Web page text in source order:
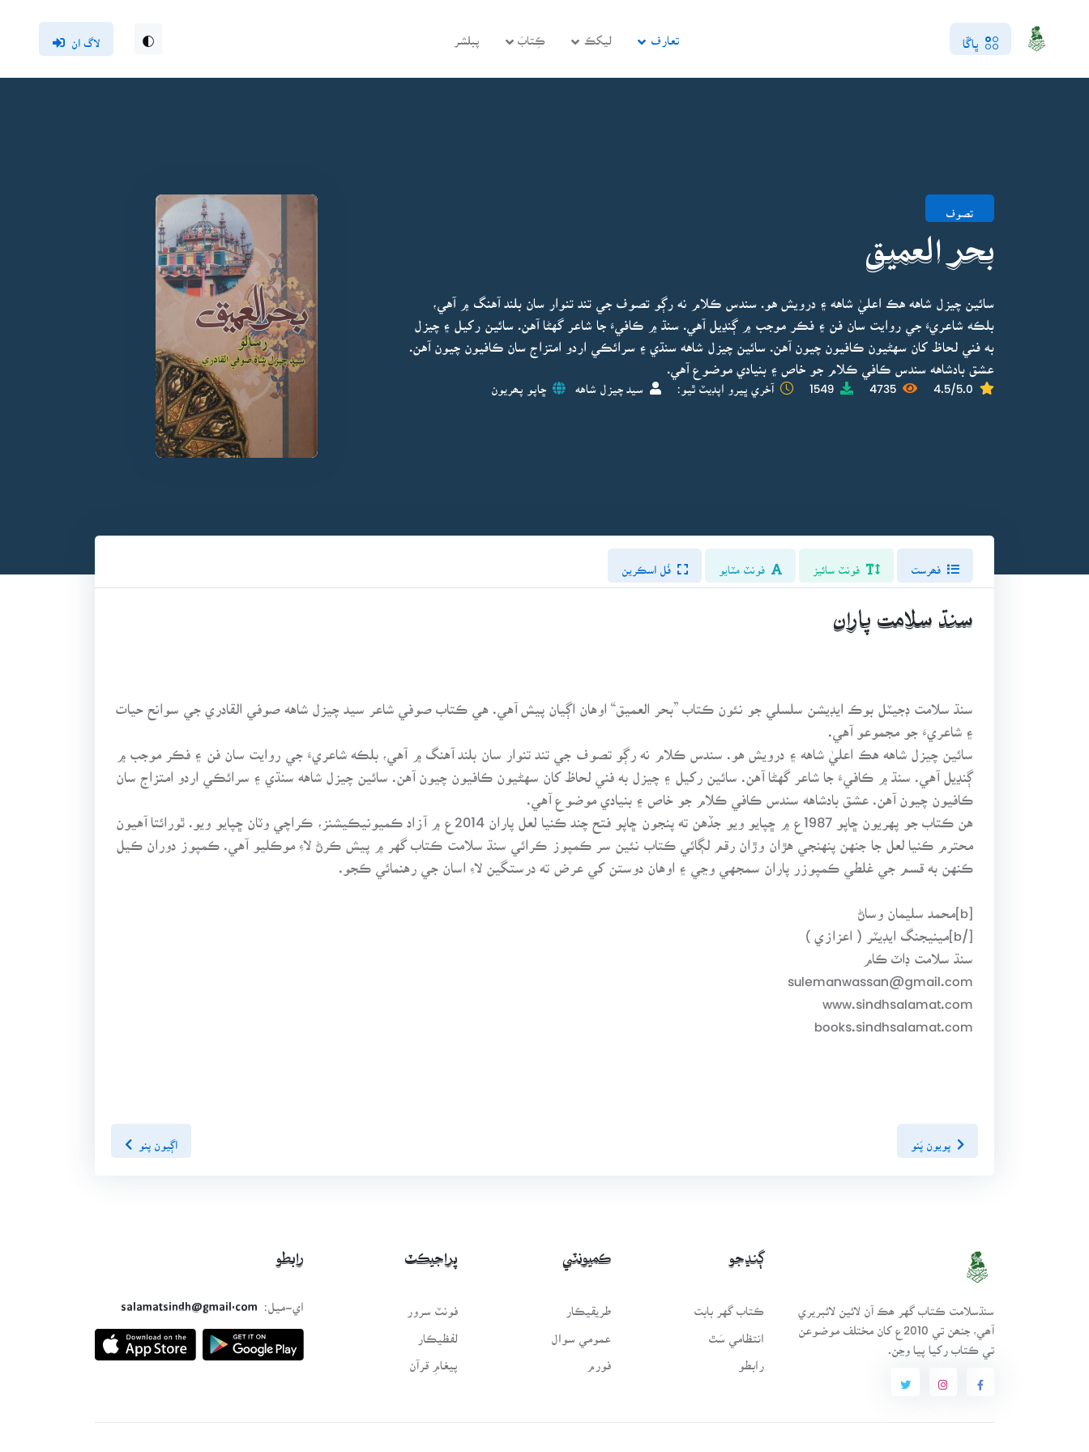
ڀاڱا تعارف ليکڪ ڪِتابَ پبلشر لاگ ان
بحر العميق
سائين چيزل شاهه هڪ اعليٰ شاهه ۽ درويش هو. سندس ڪلام نه رڳو تصوف جي تند تنوار سان بلند آهنگ ۾ آهي،
بلڪه شاعريءَ جي روايت سان فن ۽ فڪر موجب ۾ ڳنڍيل آهي. سنڌ ۾ ڪافيءَ جا شاعر گهڻا آهن. سائين رکيل ۽ چيزل
به فني لحاظ کان سهڻيون ڪافيون چيون آهن. سائين چيزل شاهه سنڌي ۽ سرائڪي اردو امتزاج سان ڪافيون چيون آهن.
عشق بادشاهه سندس ڪافي ڪلام جو خاص ۽ بنيادي موضوع آهي.
4.5/5.0
4735
1549 آخري ڀيرو اپڊيٽ ٿيو: سيد چيزل شاهه ڇاپو پھريون
فونٽ سائيز فونٽ مٽايو فُل اسڪرين
سنڌ سلامت پاران
سنڌ سلامت ڊجيٽل بوڪ ايڊيشن سلسلي جو نئون ڪتاب ”بحر العميق“ اوهان اڳيان پيش آهي. هي ڪتاب صوفي شاعر سيد چيزل شاهه صوفي القادري جي سوانح حيات
۽ شاعريءَ جو مجموعو آهي.
سائين چيزل شاهه هڪ اعليٰ شاهه ۽ درويش هو. سندس ڪلام نه رڳو تصوف جي تند تنوار سان بلند آهنگ ۾ آهي، بلڪه شاعريءَ جي روايت سان فن ۽ فڪر موجب ۾
ڳنڍيل آهي. سنڌ ۾ ڪافيءَ جا شاعر گهڻا آهن. سائين رکيل ۽ چيزل به فني لحاظ کان سهڻيون ڪافيون چيون آهن. سائين چيزل شاهه سنڌي ۽ سرائڪي اردو امتزاج سان
ڪافيون چيون آهن. عشق بادشاهه سندس ڪافي ڪلام جو خاص ۽ بنيادي موضوع آهي.
هن ڪتاب جو پهريون ڇاپو 1987ع ۾ ڇپايو ويو جڏهن ته پنجون ڇاپو فتح چند ڪنيا لعل پاران 2014ع ۾ آزاد ڪميونيڪيشنز، ڪراچي وٽان ڇپايو ويو. ٿورائتا آهيون
محترم ڪنيا لعل جا جنهن پنهنجي هڙان وڙان رقم لڳائي ڪتاب نئين سر ڪمپوز ڪرائي سنڌ سلامت ڪتاب گهر ۾ پيش ڪرڻ لاءِ موڪليو آهي. ڪمپوز دوران ڪيل
ڪنهن به قسم جي غلطي ڪمپوزر پاران سمجهي وڃي ۽ اوهان دوستن کي عرض ته درستگين لاءِ اسان جي رهنمائي ڪجو.
[b]محمد سليمان وساڻ
[/b]مينيجنگ ايڊيٽر ( اعزازي )
سنڌ سلامت ڊاٽ ڪام
sulemanwassan@gmail.com
پويون پَنو اڳيون پنو
سنڌسلامت ڪتاب گهر ھڪ آن لائين لائبريري
آھي، جنھن تي 2010ع کان مختلف موضوعن
تي ڪتاب رکيا پيا وڃن.
ڳنڍجو
ڪتاب گهر بابت
انتظامي سَٿ
رابطو
ڪميونٽي
طريقيڪار
عمومي سوال
فورم
پراجيڪٽ
فونٽ سرور
لفظيڪار
پيغامِ قرآن
رابطو
اي-ميل:
salamatsindh@gmail.com